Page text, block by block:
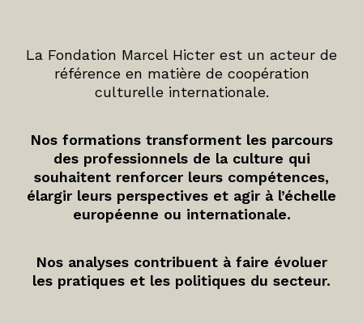
La Fondation Marcel Hicter est un acteur de
référence en matière de coopération
culturelle internationale.
Nos formations transforment les parcours
des professionnels de la culture qui
souhaitent renforcer leurs compétences,
élargir leurs perspectives et agir à l’échelle
européenne ou internationale.
Nos analyses contribuent à faire évoluer
les pratiques et les politiques du secteur.